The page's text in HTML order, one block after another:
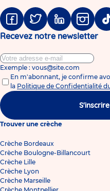
FacebookTwitter LinkedinInstagramTiktok
Recevez notre newsletter
Exemple : vous@site.com
En m'abonnant, je confirme
la Politique de Confidentialité
S'inscrire
Trouver une crèche
Crèche Bordeaux
Crèche Boulogne-Billancourt
Crèche Lille
Crèche Lyon
Crèche Marseille